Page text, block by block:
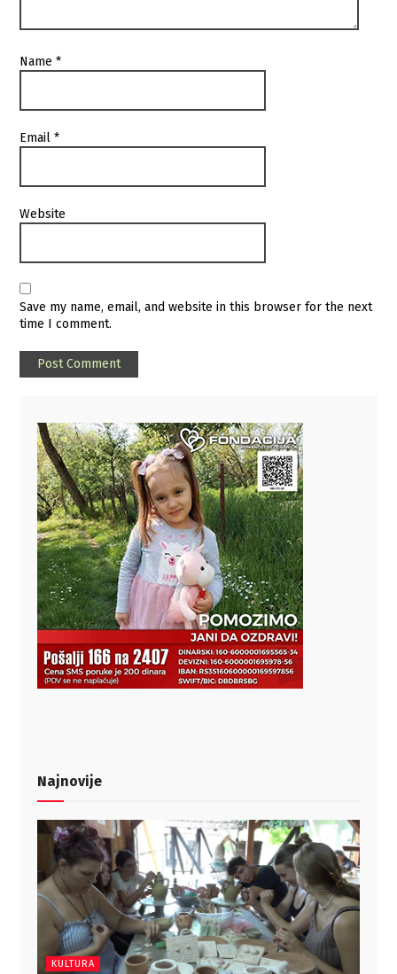
Name*
Email*
Website
Save my name, email, and website in this browser for the next
time I comment.
Najnovije
KULTURA